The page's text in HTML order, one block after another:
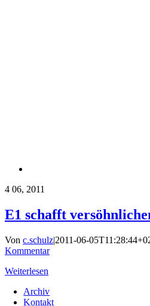
4 06, 2011
E1 schafft
Von c.schulz|2011-06-
Kommentar
Weiterlesen
Archiv
Kontakt